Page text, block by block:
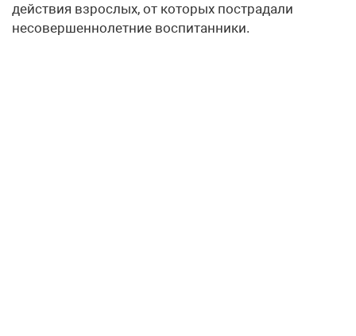
действия взрослых, от которых пострадали
несовершеннолетние воспитанники.